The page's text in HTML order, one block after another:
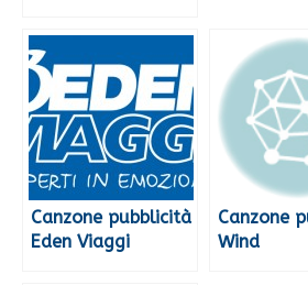
Canzone pubblicità
Eden Viaggi
Canzone
Wind